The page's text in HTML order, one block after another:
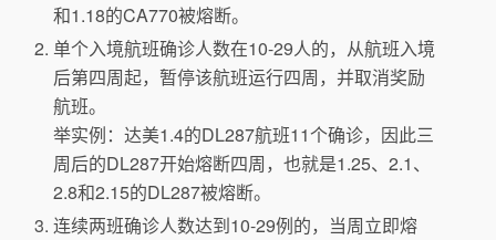
和1.18的CA770被熔断。
单个入境航班确诊人数在10-29人的，从航班入境
后第四周起，暂停该航班运行四周，并取消奖励
航班。
举实例：达美1.4的DL287航班11个确诊，因此三
周后的DL287开始熔断四周，也就是1.25、2.1、
2.8和2.15的DL287被熔断。
连续两班确诊人数达到10-29例的，当周立即熔